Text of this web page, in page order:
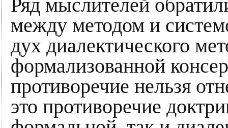
Ряд мыслителей
между методом и
дух диалектического
формализованной
противоречие нельзя
это противоречие